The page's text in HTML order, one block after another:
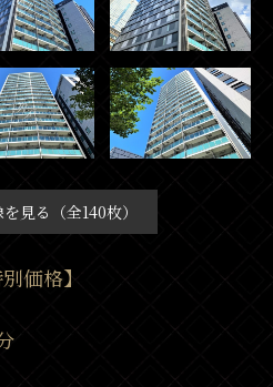
見る（全140枚）
価格】